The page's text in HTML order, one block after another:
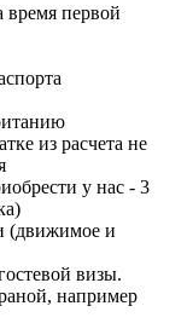
время первой
из расчета не
у нас - 3
(движимое и
визы.
например